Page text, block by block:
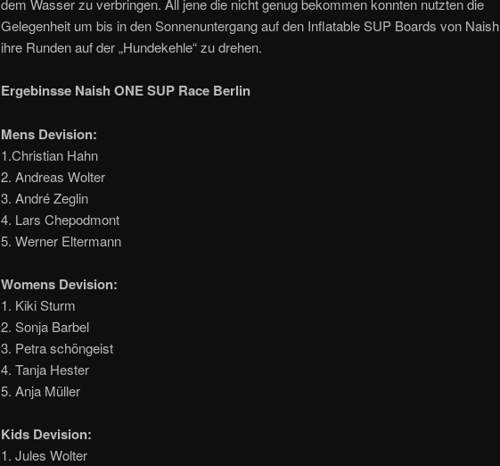
dem Wasser zu verbringen. All jene die nicht genug bekommen konnten nutzten die
Gelegenheit um bis in den Sonnenuntergang auf den Inflatable SUP Boards von Naish
ihre Runden auf der „Hundekehle“ zu drehen.
Ergebinsse Naish ONE SUP Race Berlin
Mens Devision:
1.Christian Hahn
2. Andreas Wolter
3. André Zeglin
4. Lars Chepodmont
5. Werner Eltermann
Womens Devision:
1. Kiki Sturm
2. Sonja Barbel
3. Petra schöngeist
4. Tanja Hester
5. Anja Müller
Kids Devision:
1. Jules Wolter